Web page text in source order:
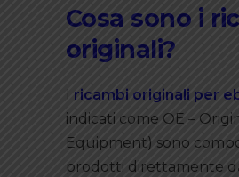
Cosa sono i
originali?
I ricambi originali per
indicati come OE –
Equipment) sono
prodotti direttamente